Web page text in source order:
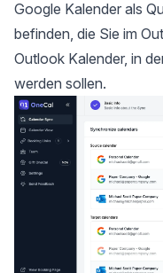
Google Kalender als
befinden, die Sie im
Outlook Kalender, in
werden sollen.